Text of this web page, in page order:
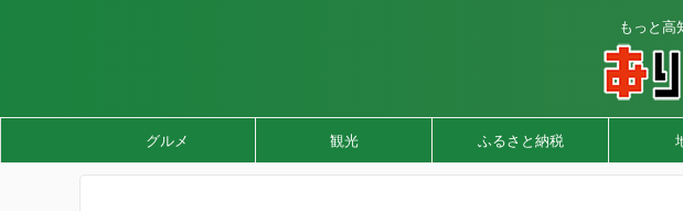
もっと高
グルメ 観光 ふるさと納税